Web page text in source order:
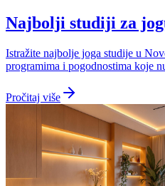
Najbolji studiji za
Istražite najbolje joga studije u
programima i pogodnostima koje
Pročitaj više